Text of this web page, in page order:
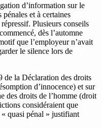
d’information sur le
et à certaines
Plusieurs conseils
dès l’automne
que l’employeur n’avait
le silence lors de
de la Déclaration des droits
d’innocence) et sur
des droits de l’homme (droit
considéraient que
« quasi pénal » justifiant